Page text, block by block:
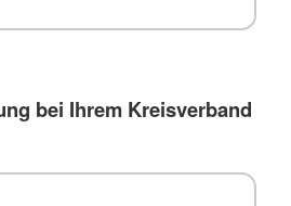
bei Ihrem Kreisverband